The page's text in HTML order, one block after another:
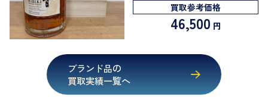
買取参考価格
46,500 円
ブランド品の
買取実績一覧へ